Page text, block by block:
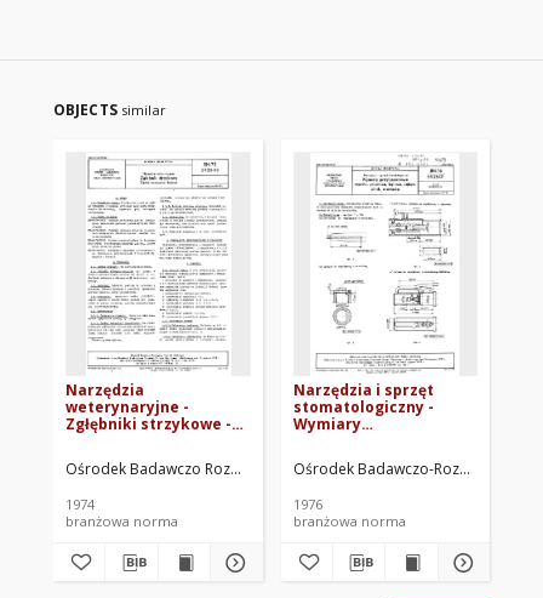
OBJECTS similar
Narzędzia
weterynaryjne -
Zgłębniki strzykowe -
badania BN-73/5935-05
Ośrodek Badawczo Rozwojowy Techniki Medycznej. Oprac.
1974
branżowa norma
Narzędzia i sprzęt
stomatologiczny -
Wymiary
prostnica, kątnica,
rękaw, silnik, wiertarka
Ośrodek Badawczo-Rozwojowy
1976
branżowa norma